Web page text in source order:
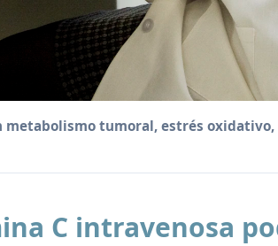
metabolismo tumoral, estrés
C intravenosa